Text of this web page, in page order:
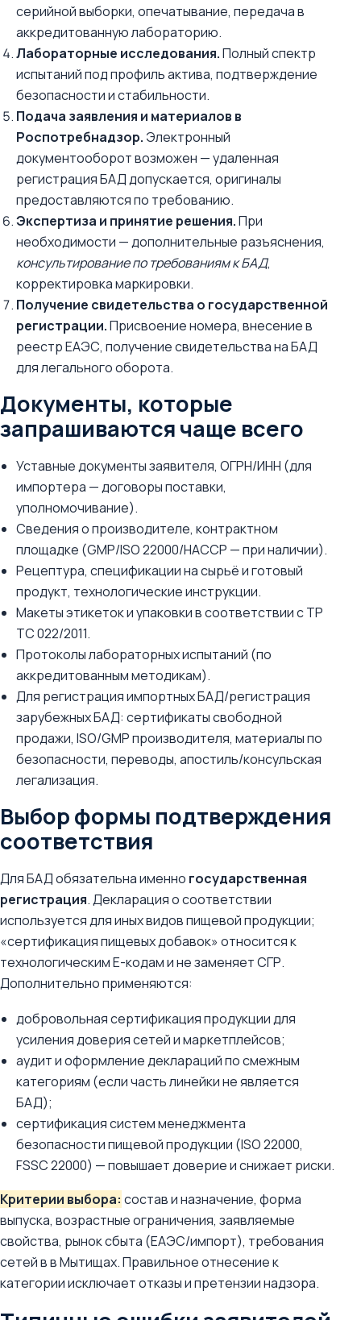
серийной выборки, опечатывание, передача в
аккредитованную лабораторию.
Лабораторные исследования.Полный спектр
испытаний под профиль актива, подтверждение
безопасности и стабильности.
Подача заявления и материалов в
Роспотребнадзор. Электронный
документооборот возможен — удаленная
регистрация БАД допускается, оригиналы
предоставляются по требованию.
Экспертиза и принятие решения.При
необходимости — дополнительные разъяснения,
консультирование по требованиям к БАД,
корректировка маркировки.
Получение свидетельства о государственной
регистрации.Присвоение номера, внесение в
реестр ЕАЭС, получение свидетельства на БАД
для легального оборота.
Документы, которые
запрашиваются чаще всего
Уставные документы заявителя, ОГРН/ИНН (для
импортера — договоры поставки,
уполномочивание).
Сведения о производителе, контрактном
площадке (GMP/ISO 22000/НАССР — при наличии).
Рецептура, спецификации на сырьё и готовый
продукт, технологические инструкции.
Макеты этикеток и упаковки в соответствии с ТР
ТС 022/2011.
Протоколы лабораторных испытаний (по
аккредитованным методикам).
Для регистрация импортных БАД/регистрация
зарубежных БАД: сертификаты свободной
продажи, ISO/GMP производителя, материалы по
безопасности, переводы, апостиль/консульская
легализация.
Выбор формы подтверждения
соответствия
Для БАД обязательна именно государственная
регистрация. Декларация о соответствии
используется для иных видов пищевой продукции;
«сертификация пищевых добавок» относится к
технологическим E-кодам и не заменяет СГР.
Дополнительно применяются:
добровольная сертификация продукции для
усиления доверия сетей и маркетплейсов;
аудит и оформление деклараций по смежным
категориям (если часть линейки не является
БАД);
сертификация систем менеджмента
безопасности пищевой продукции (ISO 22000,
FSSC 22000) — повышает доверие и снижает риски.
Критерии выбора: состав и назначение, форма
выпуска, возрастные ограничения, заявляемые
свойства, рынок сбыта (ЕАЭС/импорт), требования
сетей в в Мытищах. Правильное отнесение к
категории исключает отказы и претензии надзора.